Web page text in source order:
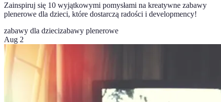
Zainspiruj się 10 wyjątkowymi pomysłami na kreatywne zabawy
plenerowe dla dzieci, które dostarczą radości i developmency!
zabawy dla dziecizabawy plenerowe
Aug 2